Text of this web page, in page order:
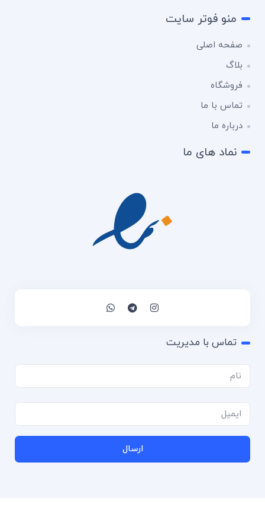
منو فوتر سایت
صفحه اصلی
بلاگ
فروشگاه
تماس با ما
درباره ما
نماد های ما
تماس با مدیریت
ارسال